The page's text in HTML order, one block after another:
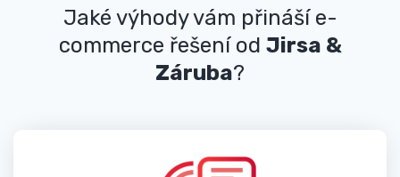
Jaké výhody vám přináší e-
commerce řešení od Jirsa &
Záruba?